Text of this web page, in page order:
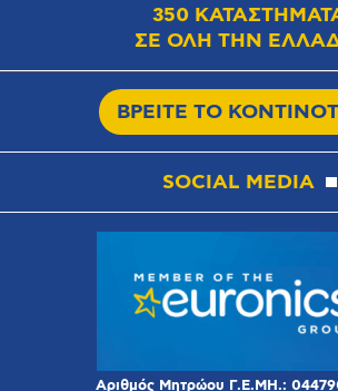
350
ΣΕ ΟΛΗ ΤΗΝ
ΒΡΕΙΤΕ ΤΟ
SOCIAL MEDIA